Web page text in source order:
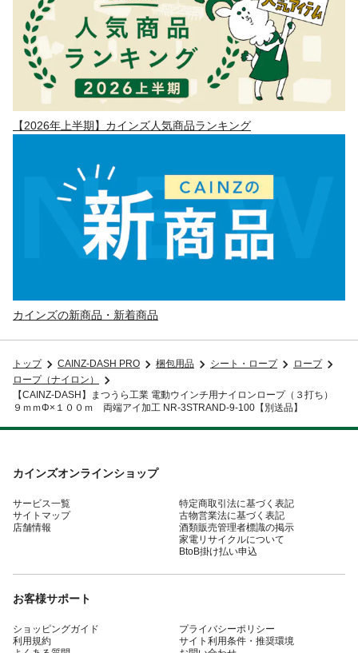
【2026年上半期】カインズ人気商品ランキング
カインズの新商品・新着商品
トップ CAINZ-DASH PRO 梱包用品 シート・ロープ
ロープ
ロープ（ナイロン）
【CAINZ-DASH】まつうら工業 電動ウインチ用ナイロンロープ（３打ち）
９ｍｍΦ×１００ｍ 両端アイ加工 NR-3STRAND-9-100【別送品】
カインズオンラインショップ
サービス一覧
サイトマップ
店舗情報
特定商取引法に基づく表記
古物営業法に基づく表記
酒類販売管理者標識の掲示
家電リサイクルについて
BtoB掛け払い申込
お客様サポート
ショッピングガイド
利用規約
プライバシーポリシー
サイト利用条件・推奨環境